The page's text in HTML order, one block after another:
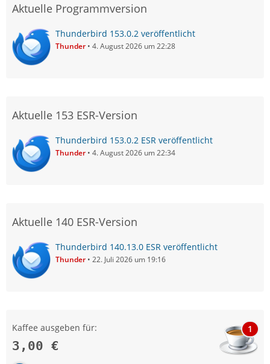
Aktuelle Programmversion
Thunderbird 153.0.2 veröffentlicht
Thunder 4. August 2026 um 22:28
Aktuelle 153 ESR-Version
Thunderbird 153.0.2 ESR veröffentlicht
Thunder 4. August 2026 um 22:34
Aktuelle 140 ESR-Version
Thunderbird 140.13.0 ESR veröffentlicht
Thunder 22. Juli 2026 um 19:16
Kaffee ausgeben für:
3,00 €
1